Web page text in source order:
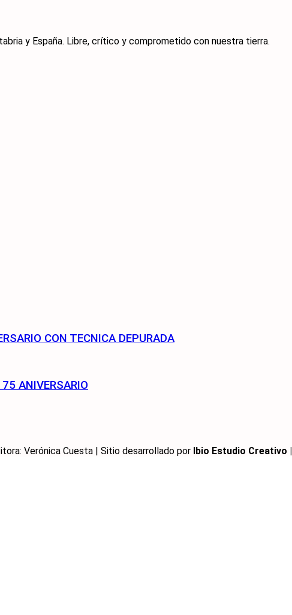
y España. Libre, crítico y comprometido con nuestra tierra.
CON TECNICA DEPURADA
ANIVERSARIO
Verónica Cuesta | Sitio desarrollado por Ibio Estudio Creativo |